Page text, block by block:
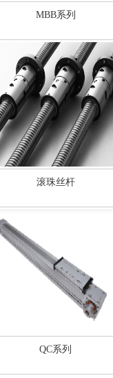
MBB系列
滚珠丝杆
QC系列